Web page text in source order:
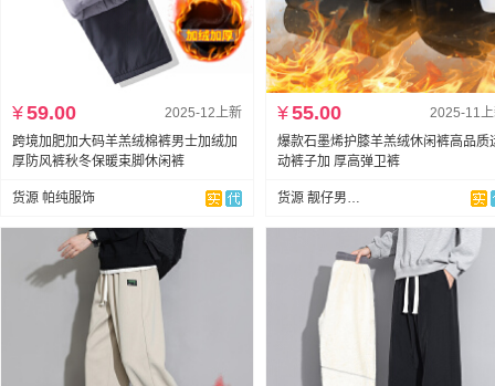
2025-12上新
¥59.00
跨境加肥加大码羊羔绒棉裤男士加绒加
厚防风裤秋冬保暖束脚休闲裤
货源 帕纯服饰
2025-11
¥55.00
爆款石墨烯护膝羊羔绒休闲裤高品质
动裤子加 厚高弹卫裤
货源 靓仔男装服饰